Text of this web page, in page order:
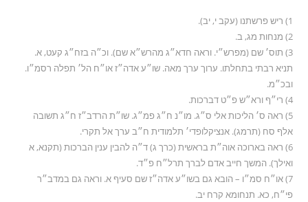
1) ריש פרשתנו (עקב י, יב).
2) מנחות מג, ב.
3) תוס׳ שם (מפרש״י. וראה חדא״ג מהרש״א שם). וכ״ה בזח״ג קעט, א.
תניא רבתי בתחלתו. ערוך ערך מאה. שו״ע אדה״ז או״ח הל׳ תפלה רסמ״ו.
ובכ״מ.
4) רי״ף ורא״ש פ״ט דברכות.
5) ראה ס׳ הליכות אלי ס״ג. מו״נ ח״ג פמ״ג. שו״ת הרדב״ז ח״ג תשובה
אלף סח (תרמג). אנציקלופדי׳ תלמודית ח״ב ערך אל תקרי.
6) ראה בארוכה אוה״ת בראשית (כרך ג) ד״ה להבין ענין הברכות (תקנא, א
ואילך). המשך חייב אדם לברך תרל״ח פ״ד.
7) או״ח סמ״ו – הובא גם בשו״ע אדה״ז שם סעיף א. וראה גם במדב״ר
פי״ח, כא. תנחומא קרח יב.